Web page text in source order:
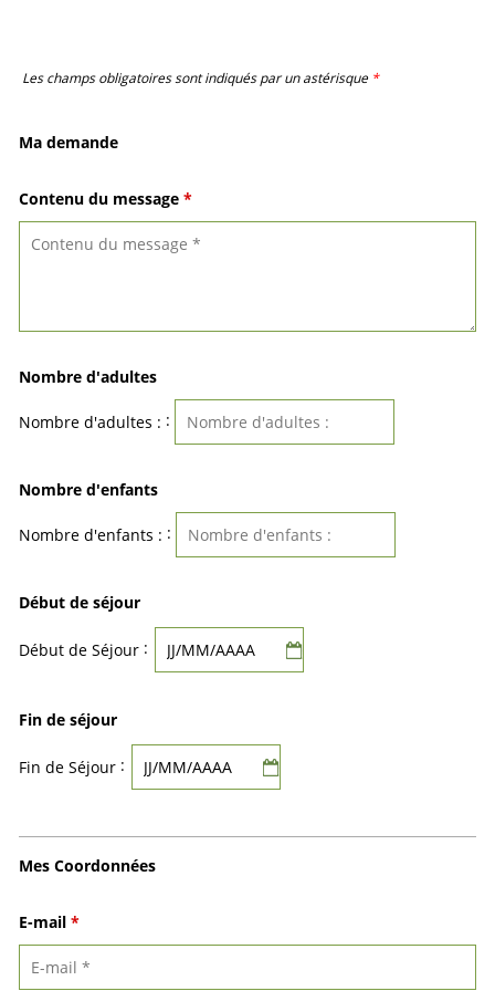
Les champs obligatoires sont indiqués par un astérisque *
Ma demande
Contenu du message *
Nombre d'adultes
Nombre d'adultes : :
Nombre d'enfants
Nombre d'enfants : :
Début de séjour
Début de Séjour :
Fin de séjour
Fin de Séjour :
Mes Coordonnées
E-mail *